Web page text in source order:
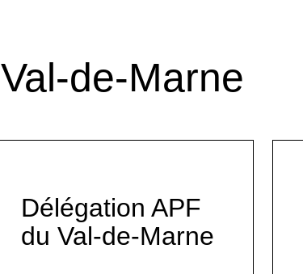
Val-de-Marne
Délégation APF
du Val-de-Marne